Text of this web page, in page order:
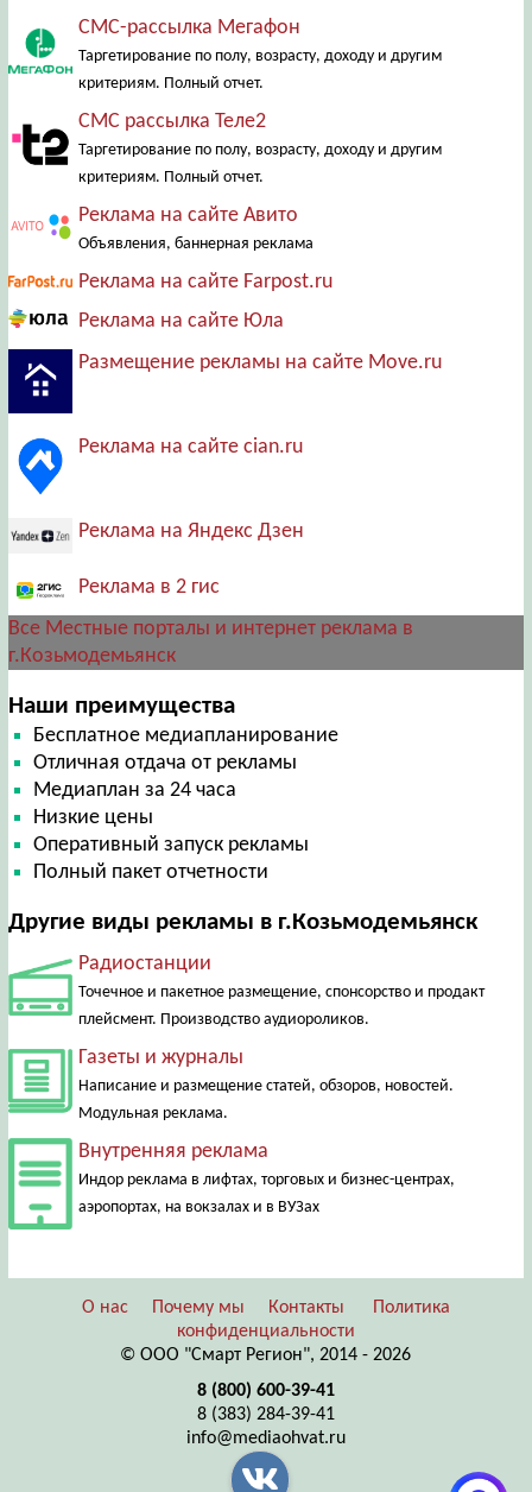
СМС-рассылка Мегафон
Таргетирование по полу, возрасту, доходу и другим
критериям. Полный отчет.
СМС рассылка Теле2
Таргетирование по полу, возрасту, доходу и другим
критериям. Полный отчет.
Реклама на сайте Авито
Объявления, баннерная реклама
Реклама на сайте Farpost.ru
Реклама на сайте Юла
Размещение рекламы на сайте Move.ru
Реклама на сайте cian.ru
Реклама на Яндекс Дзен
Реклама в 2 гис
Все Местные порталы и интернет реклама в
г.Козьмодемьянск
Наши преимущества
Бесплатное медиапланирование
Отличная отдача от рекламы
Медиаплан за 24 часа
Низкие цены
Оперативный запуск рекламы
Полный пакет отчетности
Другие виды рекламы в г.Козьмодемьянск
Радиостанции
Точечное и пакетное размещение, спонсорство и продакт
плейсмент. Производство аудиороликов.
Газеты и журналы
Написание и размещение статей, обзоров, новостей.
Модульная реклама.
Внутренняя реклама
Индор реклама в лифтах, торговых и бизнес-центрах,
аэропортах, на вокзалах и в ВУЗах
О нас Почему мы Контакты
Политика
конфиденциальности
© ООО "Смарт Регион", 2014 - 2026
8 (800) 600-39-41
8 (383) 284-39-41
info@mediaohvat.ru